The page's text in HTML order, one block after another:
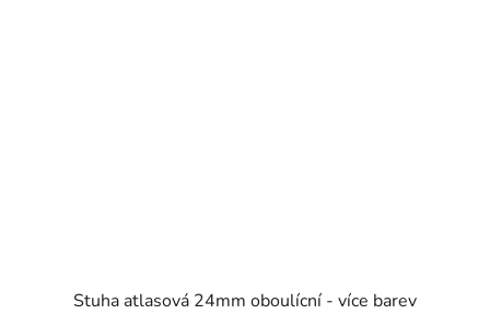
Stuha atlasová 24mm oboulícní - více barev